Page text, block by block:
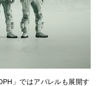
」ではアパレルも展開す